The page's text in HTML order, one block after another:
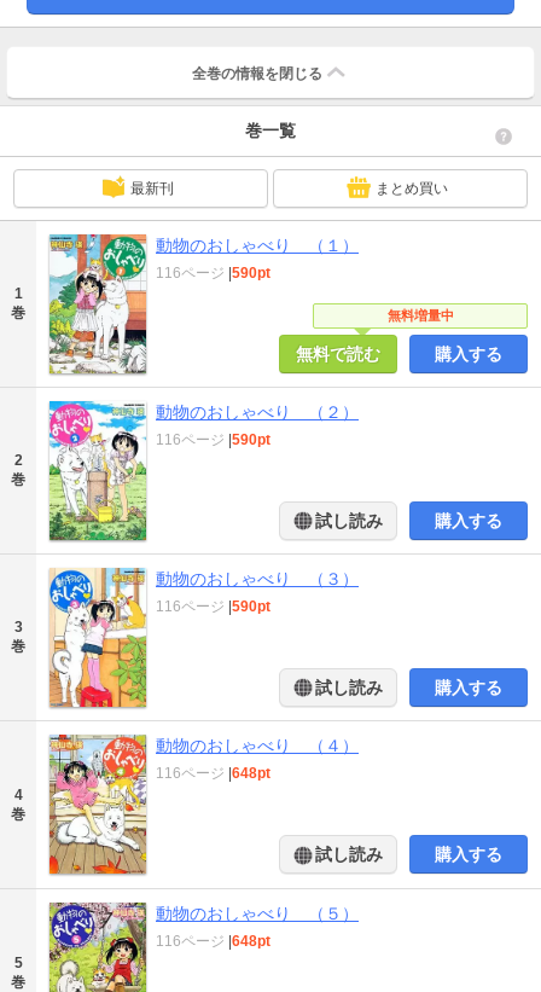
全巻の情報を 閉じる
巻一覧
最新刊 まとめ買い
1
巻
動物のおしゃべり （１）
無料増量中
116ページ |590pt
無料で読む 購入する
2
巻
動物のおしゃべり （２）
116ページ |590pt
試し読み 購入する
3
巻
動物のおしゃべり （３）
116ページ |590pt
試し読み 購入する
4
巻
動物のおしゃべり （４）
116ページ |648pt
試し読み 購入する
5
巻
動物のおしゃべり （５）
116ページ |648pt